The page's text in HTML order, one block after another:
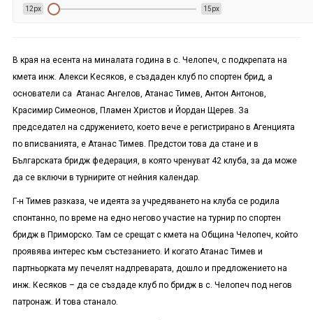
12px 15px
В края на есента на миналата година в с. Челопеч, с подкрепата на
кмета инж. Алекси Кесяков, е създаден клуб по спортен брид, а
основатели са Атанас Ангелов, Атанас Тимев, Антон Антонов,
Красимир Симеонов, Пламен Христов и Йордан Щерев. За
председател на сдружението, което вече е регистрирано в Агенцията
по вписванията, е Атанас Тимев. Предстои това да стане и в
Българската бридж федерация, в която чренуват 42 клуба, за да може
да се включи в турнирите от нейния календар.
Г-н Тимев разказа, че идеята за учредяването на клуба се родила
спонтанно, по време на едно негово участие на турнир по спортен
бридж в Приморско. Там се срещат с кмета на Община Челопеч, който
проявява интерес към състезанието. И когато Атанас Тимев и
партньорката му печелят надпреварата, дошло и предложението на
инж. Кесяков – да се създаде клуб по бридж в с. Челопеч под негов
патронаж. И това станало.